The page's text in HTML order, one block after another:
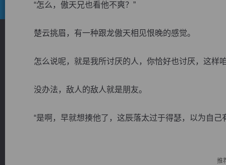
“怎么，傲天兄也看他不爽？”
楚云挑眉，有一种跟龙傲天相见恨晚的感觉。
怎么说呢，就是我所讨厌的人，你恰好也讨厌，这样
没办法，敌人的敌人就是朋友。
“是啊，早就想揍他了，这辰落太过于得瑟，以为自己
推